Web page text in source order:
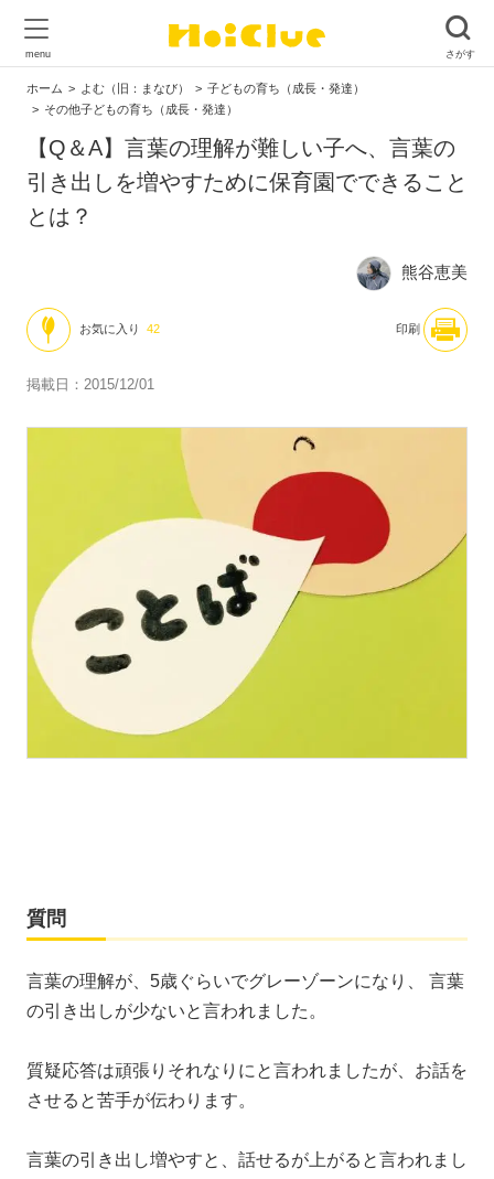
ホーム よむ（旧：まなび）
子どもの育ち（成長・発達）
その他子どもの育ち（成長・発達）
【Q＆A】言葉の理解が難しい子へ、言葉の
引き出しを増やすために保育園でできること
とは？
熊谷恵美
お気に入り 42 印刷
掲載日：2015/12/01
質問
言葉の理解が、5歳ぐらいでグレーゾーンになり、 言葉
の引き出しが少ないと言われました。
質疑応答は頑張りそれなりにと言われましたが、お話を
させると苦手が伝わります。
言葉の引き出し増やすと、話せるが上がると言われまし